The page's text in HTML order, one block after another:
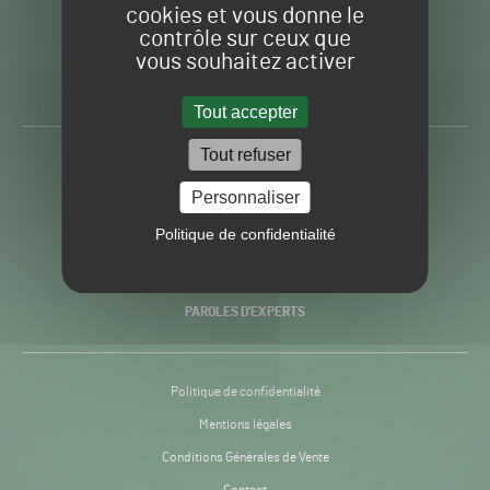
cookies et vous donne le
contrôle sur ceux que
vous souhaitez activer
Tout accepter
Tout refuser
Personnaliser
Politique de confidentialité
Gazon
Sport
H24
-
Toute l’info autour du
PRATIQUES
PAROLES D’EXPERTS
Politique de confidentialité
Mentions légales
Conditions Générales de Vente